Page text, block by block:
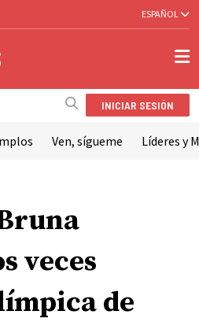
ESPAÑOL
INICIAR SESIÓN
Ven, sígueme Líderes y
veces
de